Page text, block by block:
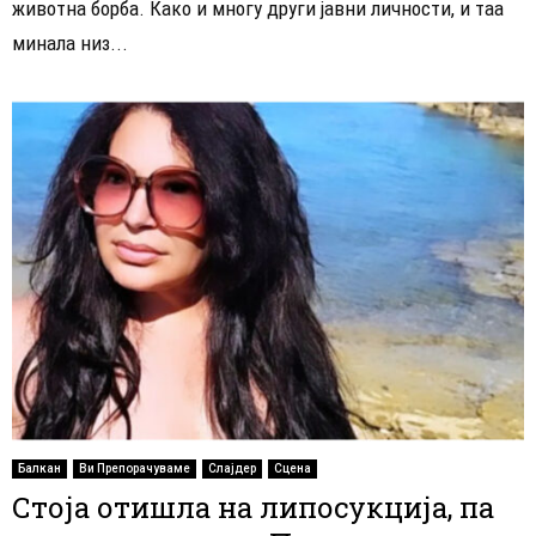
животна борба. Како и многу други јавни личности, и таа
минала низ...
Балкан Ви Препорачуваме Слајдер Сцена
Стоја отишла на липосукција, па